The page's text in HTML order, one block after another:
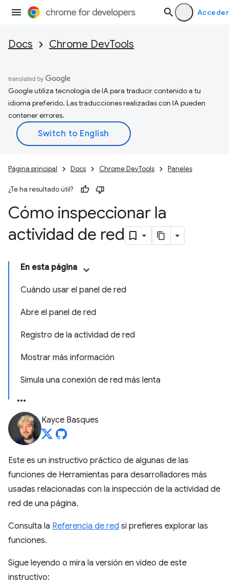
Acceder
Docs Chrome DevTools
Google utiliza tecnología de IA para traducir contenido a tu
idioma preferido. Las traducciones realizadas con IA pueden
contener errores.
Página principal Docs Chrome DevTools Paneles
¿Te ha resultado útil?
Cómo inspeccionar la
actividad de red
En esta página
Cuándo usar el panel de red
Abre el panel de red
Registro de la actividad de red
Mostrar más información
Simula una conexión de red más lenta
Kayce Basques
Este es un instructivo práctico de algunas de las
funciones de Herramientas para desarrolladores más
usadas relacionadas con la inspección de la actividad de
red de una página.
Consulta la Referencia de red si prefieres explorar las
funciones.
Sigue leyendo o mira la versión en video de este
instructivo: